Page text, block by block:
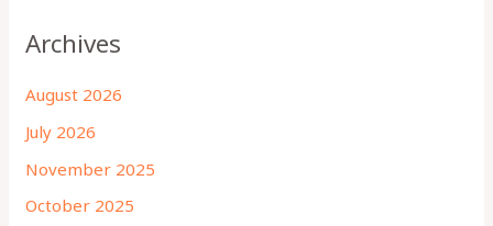
Archives
August 2026
July 2026
November 2025
October 2025